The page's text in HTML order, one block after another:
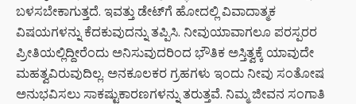
ಬಳಸಬೇಕಾಗುತ್ತದೆ. ಇವತ್ತು ಡೇಟ್‌ಗೆ ಹೋದಲ್ಲಿ ವಿವಾದಾತ್ಮಕ
ವಿಷಯಗಳನ್ನು ಕೆದಕುವುದನ್ನು ತಪ್ಪಿಸಿ. ನೀವುಯಾವಾಗಲೂ ಪರಸ್ಪರರ
ಪ್ರೀತಿಯಲ್ಲಿದ್ದೀರೆಂದು ಅನಿಸುವುದರಿಂದ ಭೌತಿಕ ಅಸ್ತಿತ್ವಕ್ಕೆ ಯಾವುದೇ
ಮಹತ್ವವಿರುವುದಿಲ್ಲ. ಅನಕೂಲಕರ ಗ್ರಹಗಳು ಇಂದು ನೀವು ಸಂತೋಷ
ಅನುಭವಿಸಲು ಸಾಕಷ್ಟುಕಾರಣಗಳನ್ನು ತರುತ್ತವೆ. ನಿಮ್ಮ ಜೀವನ ಸಂಗಾತಿ